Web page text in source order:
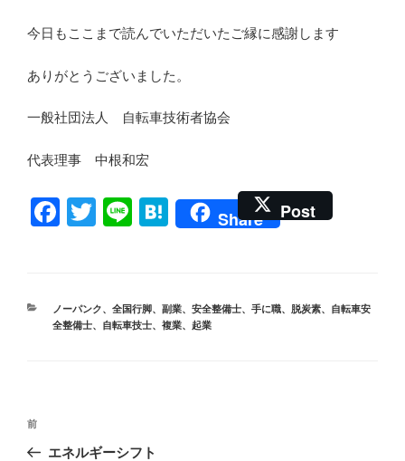
今日もここまで読んでいただいたご縁に感謝します
ありがとうございました。
一般社団法人 自転車技術者協会
代表理事 中根和宏
F
e
b
T
er
Li
H
n
a
Share Post
カ
テ
ノーパンク、 全国行脚、 副業、 安全整備士、 手に職、 脱炭素、
自転車安
全整備士、 自転車技士、 複業、 起業
投
前
の
前
エネルギーシフト